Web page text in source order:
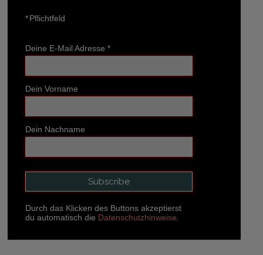
*Pflichtfeld
Deine E-Mail Adresse *
Dein Vorname
Dein Nachname
Durch das Klicken des Buttons akzeptierst
du automatisch die Datenschutzhinweise.